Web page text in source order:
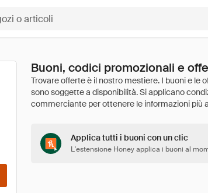
Buoni, codici promozionali e
Applica tutti i buoni con un clic
L'estensione Honey applica i buoni al